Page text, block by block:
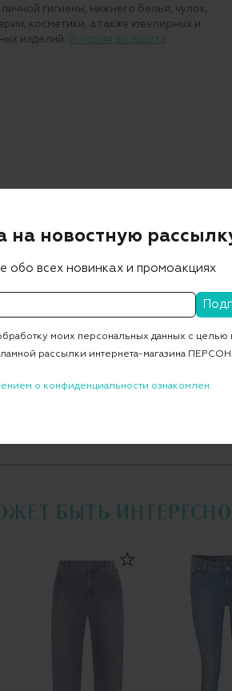
гигиены, нижнего белья, чулок,
косметики, а также ювелирных и
изделий. Условия возврата
БЫТЬ ИНТЕРЕСНО
на новостную
обо всех новинках и промоакциях
моих персональных данных с целью
рассылки интернета-магазина
о конфиденциальности ознакомлен.